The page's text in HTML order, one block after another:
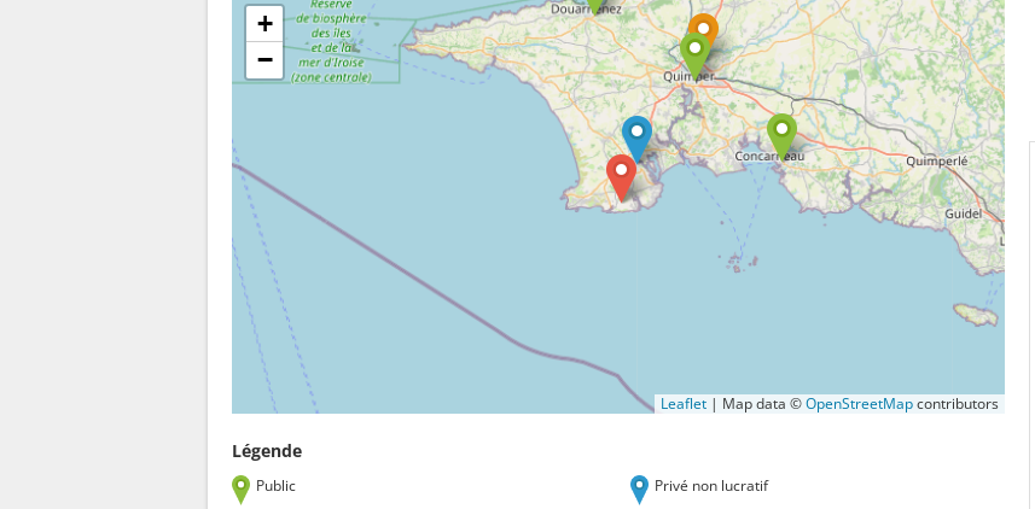
+
−
Leaflet | Map data ©OpenStreetMapcontributors
Légende
Public
Privé non lucratif